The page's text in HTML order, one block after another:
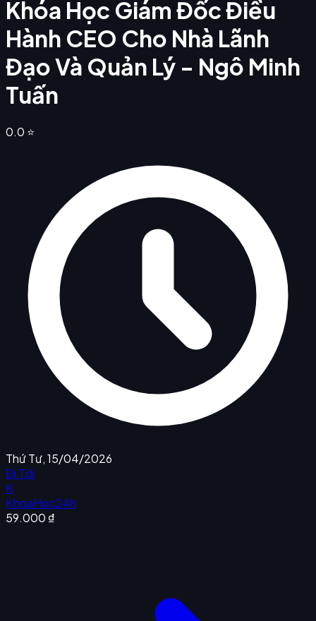
Khóa Học Giám Đốc Điều
Hành CEO Cho Nhà Lãnh
Đạo Và Quản Lý - Ngô Minh
Tuấn
0.0 ⭐
Thứ Tư, 15/04/2026
Đi Tới
K
KhoaHoc24h
59.000 ₫